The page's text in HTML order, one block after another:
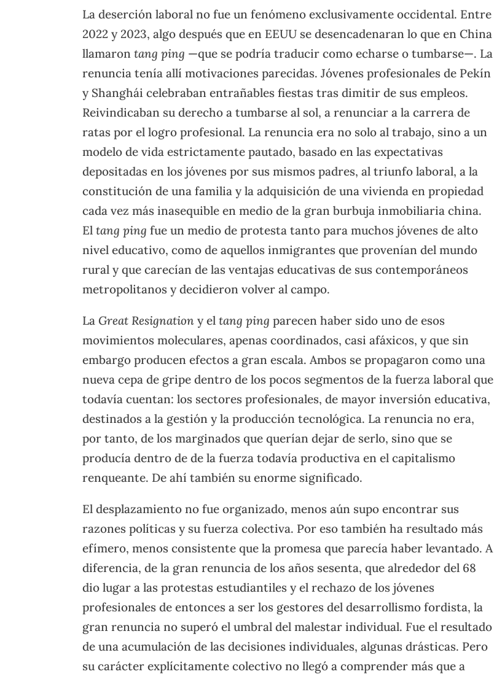
La deserción laboral no fue un fenómeno exclusivamente occidental. Entre
2022 y 2023, algo después que en EEUU se desencadenaran lo que en China
llamarontang ping —que se podría traducir como echarse o tumbarse—. La
renuncia tenía allí motivaciones parecidas. Jóvenes profesionales de Pekín
y Shanghái celebraban entrañables fiestas tras dimitir de sus empleos.
Reivindicaban su derecho a tumbarse al sol, a renunciar a la carrera de
ratas por el logro profesional. La renuncia era no solo al trabajo, sino a un
modelo de vida estrictamente pautado, basado en las expectativas
depositadas en los jóvenes por sus mismos padres, al triunfo laboral, a la
constitución de una familia y la adquisición de una vivienda en propiedad
cada vez más inasequible en medio de la gran burbuja inmobiliaria china.
Eltang ping fue un medio de protesta tanto para muchos jóvenes de alto
nivel educativo, como de aquellos inmigrantes que provenían del mundo
rural y que carecían de las ventajas educativas de sus contemporáneos
metropolitanos y decidieron volver al campo.
La Great Resignation y eltang ping parecen haber sido uno de esos
movimientos moleculares, apenas coordinados, casi afáxicos, y que sin
embargo producen efectos a gran escala. Ambos se propagaron como una
nueva cepa de gripe dentro de los pocos segmentos de la fuerza laboral que
todavía cuentan: los sectores profesionales, de mayor inversión educativa,
destinados a la gestión y la producción tecnológica. La renuncia no era,
por tanto, de los marginados que querían dejar de serlo, sino que se
producía dentro de de la fuerza todavía productiva en el capitalismo
renqueante. De ahí también su enorme significado.
El desplazamiento no fue organizado, menos aún supo encontrar sus
razones políticas y su fuerza colectiva. Por eso también ha resultado más
efímero, menos consistente que la promesa que parecía haber levantado. A
diferencia, de la gran renuncia de los años sesenta, que alrededor del 68
dio lugar a las protestas estudiantiles y el rechazo de los jóvenes
profesionales de entonces a ser los gestores del desarrollismo fordista, la
gran renuncia no superó el umbral del malestar individual. Fue el resultado
de una acumulación de las decisiones individuales, algunas drásticas. Pero
su carácter explícitamente colectivo no llegó a comprender más que a